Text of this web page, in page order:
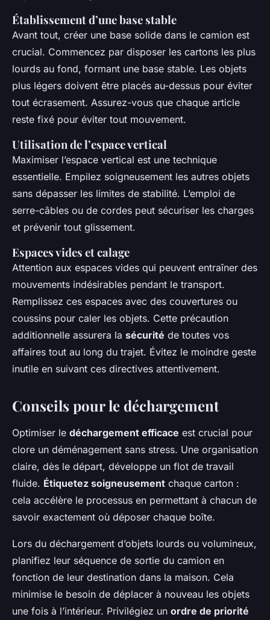
Établissement d’une base stable
Avant tout, créer une base solide dans le camion est
crucial. Commencez par disposer les cartons les plus
lourds au fond, formant une base stable. Les objets
plus légers doivent être placés au-dessus pour éviter
tout écrasement. Assurez-vous que chaque article
reste fixé pour éviter tout mouvement.
Utilisation de l’espace vertical
Maximiser l’espace vertical est une technique
essentielle. Empilez soigneusement les autres objets
sans dépasser les limites de stabilité. L’emploi de
serre-câbles ou de cordes peut sécuriser les charges
et prévenir tout glissement.
Espaces vides et calage
Attention aux espaces vides qui peuvent entraîner des
mouvements indésirables pendant le transport.
Remplissez ces espaces avec des couvertures ou
coussins pour caler les objets. Cette précaution
additionnelle assurera la sécurité de toutes vos
affaires tout au long du trajet. Évitez le moindre geste
inutile en suivant ces directives attentivement.
Conseils pour le déchargement
Optimiser le déchargement efficace est crucial pour
clore un déménagement sans stress. Une organisation
claire, dès le départ, développe un flot de travail
fluide. Étiquetez soigneusement chaque carton :
cela accélère le processus en permettant à chacun de
savoir exactement où déposer chaque boîte.
Lors du déchargement d’objets lourds ou volumineux,
planifiez leur séquence de sortie du camion en
fonction de leur destination dans la maison. Cela
minimise le besoin de déplacer à nouveau les objets
une fois à l’intérieur. Privilégiez un ordre de priorité